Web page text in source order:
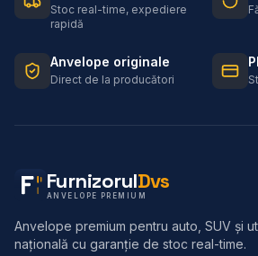
Stoc real-time, expediere
rapidă
Anvelope originale
Direct de la producători
FurnizorulDvs
ANVELOPE PREMIUM
Anvelope premium pentru auto, SUV și
națională cu garanție de stoc real-time.